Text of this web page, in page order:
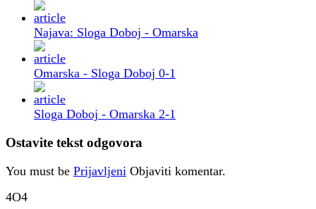
Najava: Sloga Doboj - Omarska
Omarska - Sloga Doboj 0-1
Sloga Doboj - Omarska 2-1
Ostavite tekst odgovora
You must be Prijavljeni Objaviti komentar.
4O4